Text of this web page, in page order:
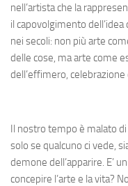
nell’artista che la
il capovolgimento dell’idea
nei secoli: non più arte
delle cose, ma arte come
dell’effimero, celebrazione
Il nostro tempo è malato
solo se qualcuno ci vede,
demone dell’apparire. E’
concepire l’arte e la vita?